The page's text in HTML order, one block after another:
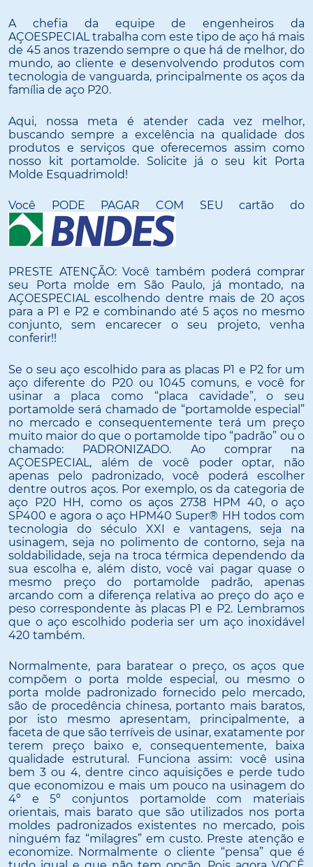
A chefia da equipe de engenheiros da
AÇOESPECIAL trabalha com este tipo de aço há mais
de 45 anos trazendo sempre o que há de melhor, do
mundo, ao cliente e desenvolvendo produtos com
tecnologia de vanguarda, principalmente os aços da
família de aço P20.
Aqui, nossa meta é atender cada vez melhor,
buscando sempre a excelência na qualidade dos
produtos e serviços que oferecemos assim como
nosso kit portamolde. Solicite já o seu kit Porta
Molde Esquadrimold!
Você PODE PAGAR COM SEU cartão do
PRESTE ATENÇÃO: Você também poderá comprar
seu Porta molde em São Paulo, já montado, na
AÇOESPECIAL escolhendo dentre mais de 20 aços
para a P1 e P2 e combinando até 5 aços no mesmo
conjunto, sem encarecer o seu projeto, venha
conferir!!
Se o seu aço escolhido para as placas P1 e P2 for um
aço diferente do P20 ou 1045 comuns, e você for
usinar a placa como “placa cavidade”, o seu
portamolde será chamado de “portamolde especial”
no mercado e consequentemente terá um preço
muito maior do que o portamolde tipo “padrão” ou o
chamado: PADRONIZADO. Ao comprar na
AÇOESPECIAL, além de você poder optar, não
apenas pelo padronizado, você poderá escolher
dentre outros aços. Por exemplo, os da categoria de
aço P20 HH, como os aços 2738 HPM 40, o aço
SP400 e agora o aço HPM40 Super® HH todos com
tecnologia do século XXI e vantagens, seja na
usinagem, seja no polimento de contorno, seja na
soldabilidade, seja na troca térmica dependendo da
sua escolha e, além disto, você vai pagar quase o
mesmo preço do portamolde padrão, apenas
arcando com a diferença relativa ao preço do aço e
peso correspondente às placas P1 e P2. Lembramos
que o aço escolhido poderia ser um aço inoxidável
420 também.
Normalmente, para baratear o preço, os aços que
compõem o porta molde especial, ou mesmo o
porta molde padronizado fornecido pelo mercado,
são de procedência chinesa, portanto mais baratos,
por isto mesmo apresentam, principalmente, a
faceta de que são terríveis de usinar, exatamente por
terem preço baixo e, consequentemente, baixa
qualidade estrutural. Funciona assim: você usina
bem 3 ou 4, dentre cinco aquisições e perde tudo
que economizou e mais um pouco na usinagem do
4º e 5º conjuntos portamolde com materiais
orientais, mais barato que são utilizados nos porta
moldes padronizados existentes no mercado, pois
ninguém faz “milagres” em custo. Preste atenção e
economize. Normalmente o cliente “pensa” que é